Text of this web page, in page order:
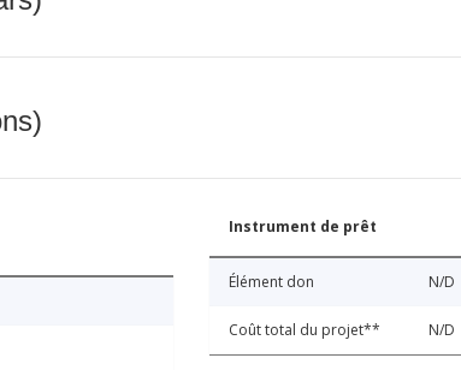
Instrument de prêt
Élément don N/D
Coût total du projet** N/D